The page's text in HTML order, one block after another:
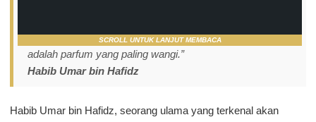
SCROLL UNTUK LANJUT MEMBACA
adalah parfum yang paling wangi.”
Habib Umar bin Hafidz
Habib Umar bin Hafidz, seorang ulama yang terkenal akan